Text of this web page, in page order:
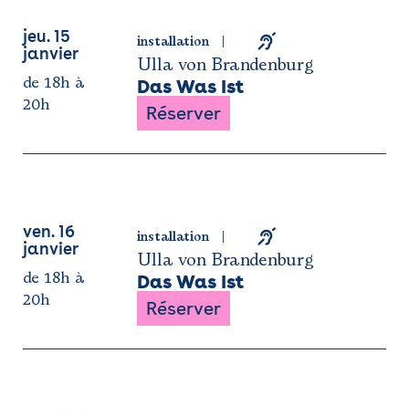
jeu. 15
janvier
de 18h à
20h
installation
Ulla von Brandenburg
Das Was Ist
Réserver
ven. 16
janvier
de 18h à
20h
installation
Ulla von Brandenburg
Das Was Ist
Réserver